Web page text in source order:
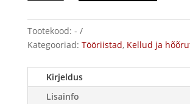
kogus
Tootekood: -
Kategooriad: Tööriistad, Kellud ja
Kirjeldus
Lisainfo